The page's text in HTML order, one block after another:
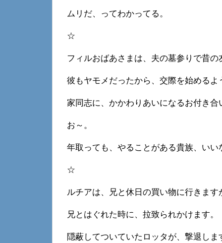
ムリだ、ってわかってる。
☆
フィルおばあさまは、夫の墓参りで昔の
彼もヤモメだったから、交際を始めるよ
家同志に、かかわりあいになるお付き合
お～。
年取っても、やることがある貴族、いい
☆
ルチアは、兄と休日の買い物に行きます
兄とはぐれた時に、拉致られかけます。
隠蔽してついていたロッタが、撃退しま